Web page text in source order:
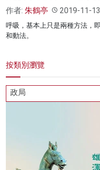
作者: 朱鶴亭 2019-11-13
呼吸，基本上只是兩種方法，
和動法。
按類別瀏覽
政局